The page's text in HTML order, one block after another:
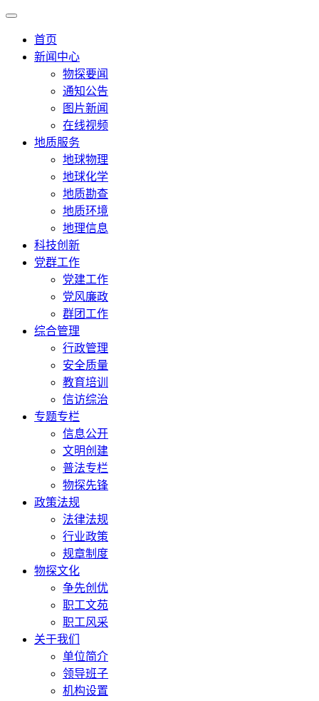
首页
新闻中心
物探要闻
通知公告
图片新闻
在线视频
地质服务
地球物理
地球化学
地质勘查
地质环境
地理信息
科技创新
党群工作
党建工作
党风廉政
群团工作
综合管理
行政管理
安全质量
教育培训
信访综治
专题专栏
信息公开
文明创建
普法专栏
物探先锋
政策法规
法律法规
行业政策
规章制度
物探文化
争先创优
职工文苑
职工风采
关于我们
单位简介
领导班子
机构设置